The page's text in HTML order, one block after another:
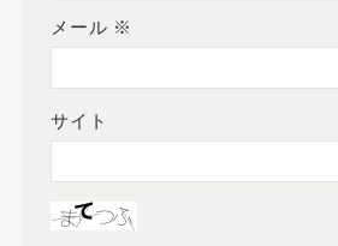
メール ※
サイト